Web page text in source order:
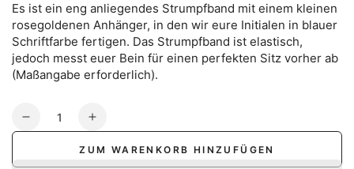
Es ist ein eng anliegendes Strumpfband mit einem kleinen
rosegoldenen Anhänger, in den wir eure Initialen in blauer
Schriftfarbe fertigen. Das Strumpfband ist elastisch,
jedoch messt euer Bein für einen perfekten Sitz vorher ab
(Maßangabe erforderlich).
Anzahl
Verringere Erhöhe
Menge
ZUM WARENKORB HINZUFÜGEN